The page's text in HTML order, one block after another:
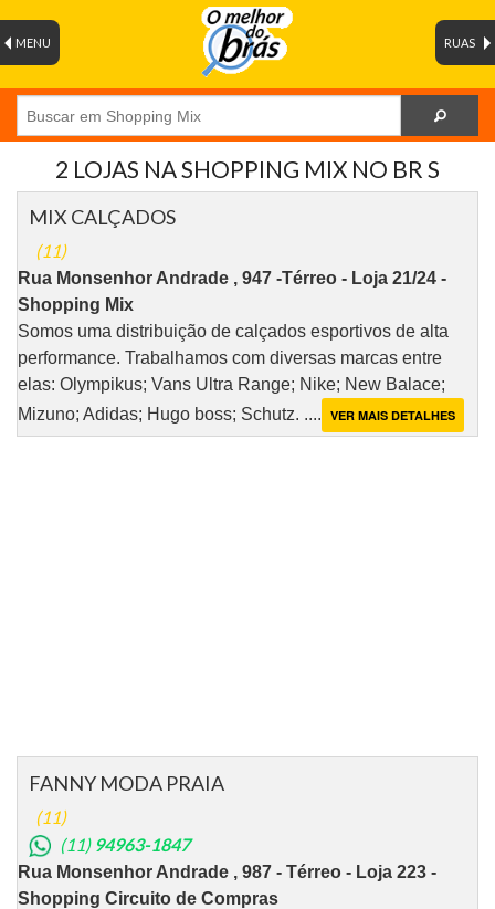
RUAS
MENU
2 LOJAS NA SHOPPING MIX NO BR S
MIX CALÇADOS
(11)
Rua Monsenhor Andrade , 947 -Térreo - Loja 21/24 -
Shopping Mix
Somos uma distribuição de calçados esportivos de alta
performance. Trabalhamos com diversas marcas entre
elas: Olympikus; Vans Ultra Range; Nike; New Balace;
Mizuno; Adidas; Hugo boss; Schutz. .... VER MAIS DETALHES
FANNY MODA PRAIA
(11)
(11) 94963-1847
Rua Monsenhor Andrade , 987 - Térreo - Loja 223 -
Shopping Circuito de Compras